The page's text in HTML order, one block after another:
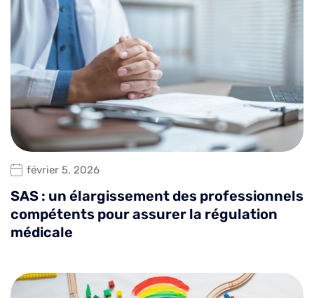
février 5, 2026
SAS : un élargissement des professionnels
compétents pour assurer la régulation
médicale